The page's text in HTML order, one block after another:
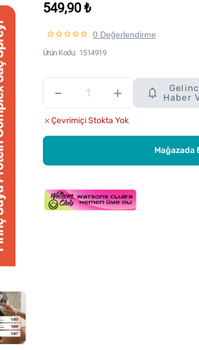
549,90 ₺
0 Değerlendirme
Ürün Kodu 1514919
– +
Haber
Çevrimiçi Stokta Yok
Mağazada